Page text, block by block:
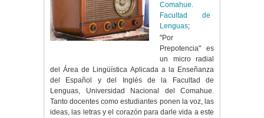
Comahue.
Facultad de
Lenguas;
"Por
Prepotencia" es
un micro radial
del Área de Lingüística Aplicada a la Enseñanza
del Español y del Inglés de la Facultad de
Lenguas, Universidad Nacional del Comahue.
Tanto docentes como estudiantes ponen la voz, las
ideas, las letras y el corazón para darle vida a este